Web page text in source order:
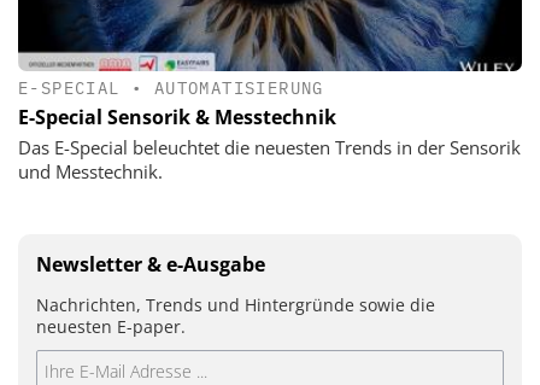
E-SPECIAL • AUTOMATISIERUNG
E-Special Sensorik & Messtechnik
Das E-Special beleuchtet die neuesten Trends in der Sensorik
und Messtechnik.
Newsletter & e-Ausgabe
Nachrichten, Trends und Hintergründe sowie die
neuesten E-paper.